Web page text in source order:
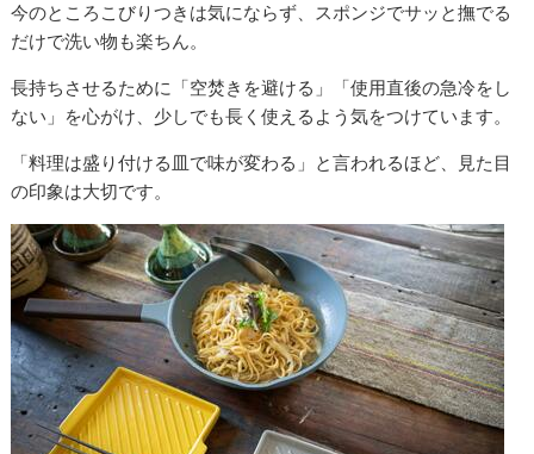
今のところこびりつきは気にならず、スポンジでサッと撫でる
だけで洗い物も楽ちん。
長持ちさせるために「空焚きを避ける」「使用直後の急冷をし
ない」を心がけ、少しでも長く使えるよう気をつけています。
「料理は盛り付ける皿で味が変わる」と言われるほど、見た目
の印象は大切です。